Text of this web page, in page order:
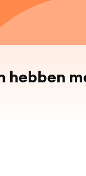
hebben